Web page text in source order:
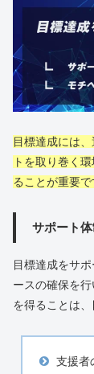
目標達成には
トを取り巻く
ることが重要で
サポート
目標達成をサ
ースの確保を
を得ることは、
支援者